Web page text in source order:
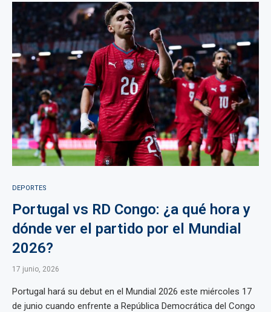
DEPORTES
Portugal vs RD Congo: ¿a qué hora y
dónde ver el partido por el Mundial
2026?
17 junio, 2026
Portugal hará su debut en el Mundial 2026 este miércoles 17
de junio cuando enfrente a República Democrática del Congo